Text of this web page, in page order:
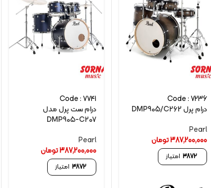
Code : 7236
درام پرل DMP905/C262
Pearl
387,200,000تومان
3872 امتیاز
Code : 7741
درام ست پرل مدل
DMP905-C207
Pearl
387,200,000تومان
3872 امتیاز